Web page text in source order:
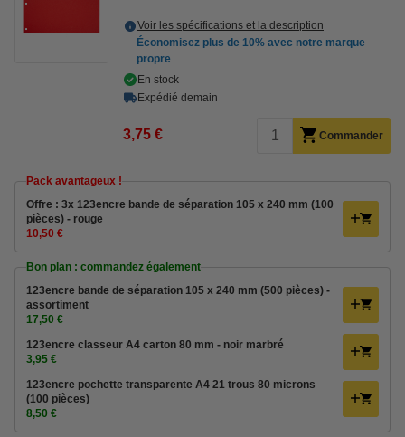
Voir les spécifications et la description
Économisez plus de 10% avec notre marque
propre
En stock
Expédié demain
3,75 € Commander
Pack avantageux !
Offre : 3x 123encre bande de séparation 105 x 240 mm (100
pièces) - rouge
10,50 €
Bon plan : commandez également
123encre bande de séparation 105 x 240 mm (500 pièces) -
assortiment
17,50 €
123encre classeur A4 carton 80 mm - noir marbré
3,95 €
123encre pochette transparente A4 21 trous 80 microns
(100 pièces)
8,50 €